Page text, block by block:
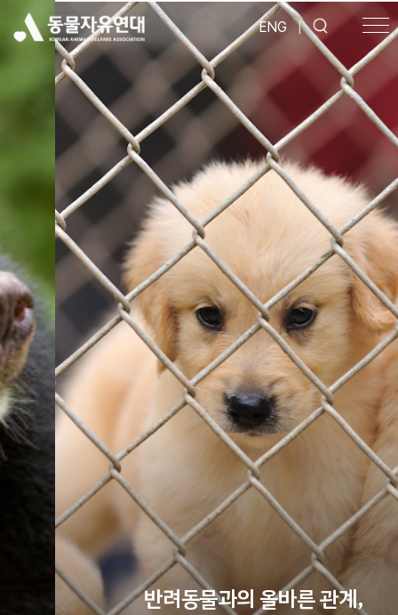
ENG |
반려동물과의 올바른 관계,